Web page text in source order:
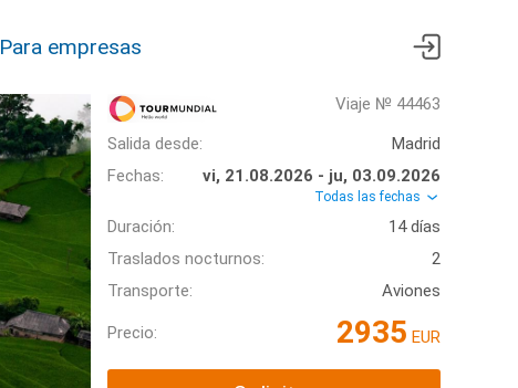
Para empresas
Viaje № 44463
Salida desde:
Madrid
Fechas:
vi, 21.08.2026 - ju, 03.09.2026
Todas las fechas
Duración:
14 días
Traslados nocturnos:
2
Transporte:
Aviones
Precio: 2935 EUR